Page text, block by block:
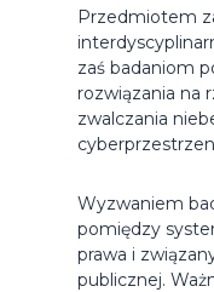
Przedmiotem
zaś badaniom
rozwiązania na
zwalczania
Wyzwaniem
pomiędzy
prawa i
publicznej.